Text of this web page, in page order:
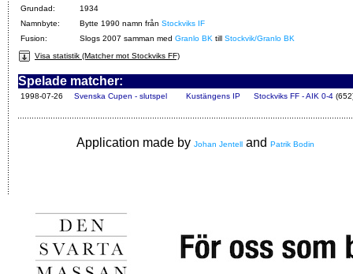
Grundad:
1934
Namnbyte:
Bytte 1990 namn från Stockviks IF
Fusion:
Slogs 2007 samman med Granlo BK till Stockvik/Granlo BK
Visa statistik (Matcher mot Stockviks FF)
Spelade matcher:
1998-07-26 Svenska Cupen - slutspel Kustängens IP Stockviks FF - AIK 0-4
Application made by Johan Jentell and Patrik Bodin